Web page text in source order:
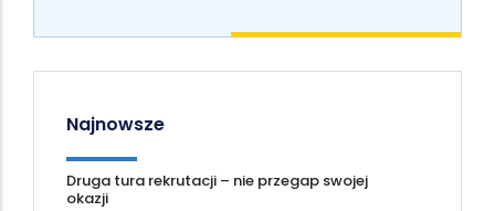
Najnowsze
Druga tura rekrutacji – nie przegap swojej
okazji